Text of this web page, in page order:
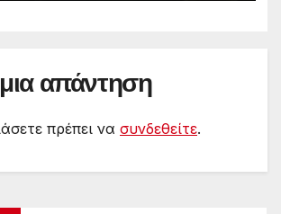
απάντηση
πρέπει να συνδεθείτε.